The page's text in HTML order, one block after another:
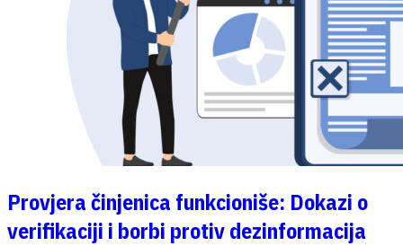
Provjera činjenica funkcioniše: Dokazi o
verifikaciji i borbi protiv dezinformacija